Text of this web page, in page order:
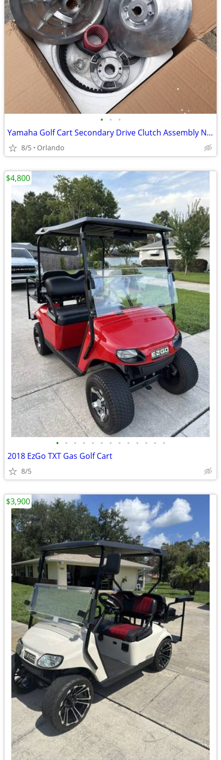
• • •
Yamaha Golf Cart Secondary Drive Clutch Assembly New
8/5 Orlando
• • • • • • • • • • • • •
2018 EzGo TXT Gas Golf Cart
8/5
$4,800
$3,900